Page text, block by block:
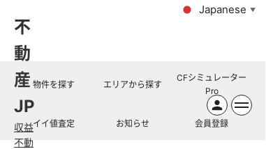
不
動
産
JP
収益
不動
Japanese ▼
物件を探す エリアから探す
CFシミュレーター
Pro
イイ値査定 お知らせ 会員登録